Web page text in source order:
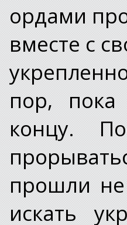
ордами
вместе с
пор,
концу.
прошли
искать